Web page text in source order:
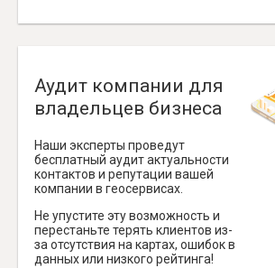
Аудит компании для
владельцев бизнеса
Наши эксперты проведут
бесплатный аудит актуальности
контактов и репутации вашей
компании в геосервисах.
Не упустите эту возможность и
перестаньте терять клиентов из-
за отсутствия на картах, ошибок в
данных или низкого рейтинга!